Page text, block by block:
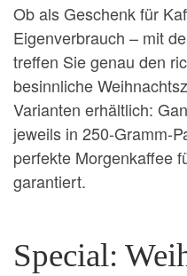
Ob als Geschenk für
Eigenverbrauch – mit
treffen Sie genau den
besinnliche
Varianten erhältlich:
jeweils in 250-Gramm-
perfekte Morgenkaffee
garantiert.
Special: